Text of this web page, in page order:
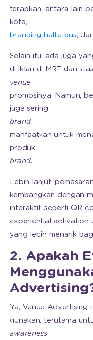
terapkan, antara lain
kota,
branding halte bus, dan
Selain itu, ada juga
di iklan di MRT dan
venue
promosinya. Namun,
juga sering
brand
manfaatkan untuk
produk
brand.
Lebih lanjut,
kembangkan dengan
interaktif, seperti QR
experiential activation
yang lebih menarik
2. Apakah
Ya, Venue Advertising
gunakan, terutama
awareness